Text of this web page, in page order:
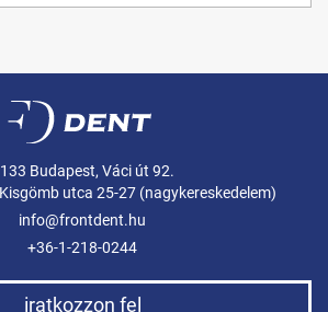
Budapest, Váci út 92.
utca 25-27 (nagykereskedelem)
info@frontdent.hu
+36-1-218-0244
iratkozzon fel